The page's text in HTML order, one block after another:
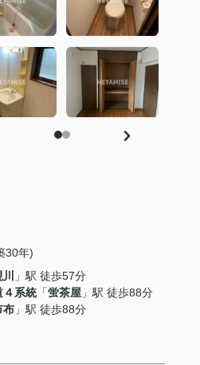
30年)
」駅 徒歩57分
４系統「蛍茶屋 」駅 徒歩88分
布 」駅 徒歩88分